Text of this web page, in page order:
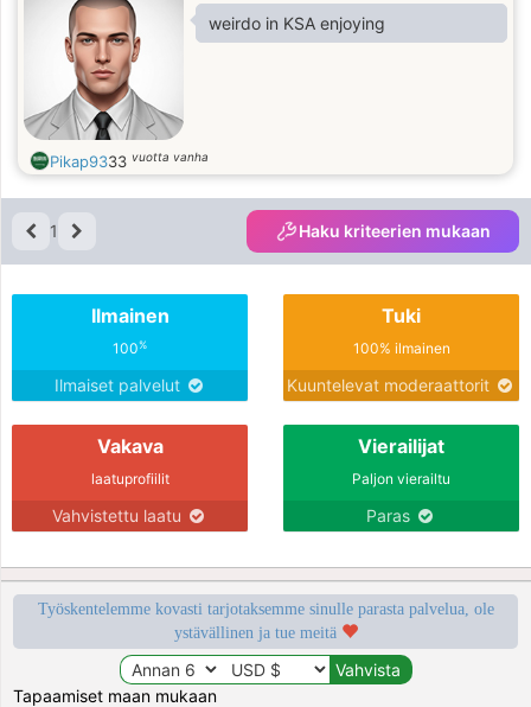
weirdo in KSA enjoying
Pikap9333 vuotta vanha
1 Haku kriteerien mukaan
Ilmainen
100%
Ilmaiset palvelut
Tuki
100% ilmainen
Kuuntelevat moderaattorit
Vakava
laatuprofiilit
Vahvistettu laatu
Vierailijat
Paljon vierailtu
Paras
Työskentelemme kovasti tarjotaksemme sinulle parasta palvelua, ole
ystävällinen ja tue meitä
Tapaamiset maan mukaan